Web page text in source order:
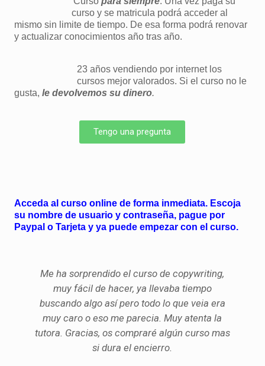
curso y se matricula podrá acceder al
mismo sin limite de tiempo. De esa forma podrá renovar
y actualizar conocimientos año tras año.
23 años vendiendo por internet los
cursos mejor valorados. Si el curso no le
gusta,le devolvemos su dinero.
Tengo una pregunta
Acceda al curso online de forma inmediata. Escoja
su nombre de usuario y contraseña, pague por
Paypal o Tarjeta y ya puede empezar con el curso.
Me ha sorprendido el curso de copywriting,
muy fácil de hacer, ya llevaba tiempo
buscando algo así pero todo lo que veia era
muy caro o eso me parecia. Muy atenta la
tutora. Gracias, os compraré algún curso mas
si dura el encierro.